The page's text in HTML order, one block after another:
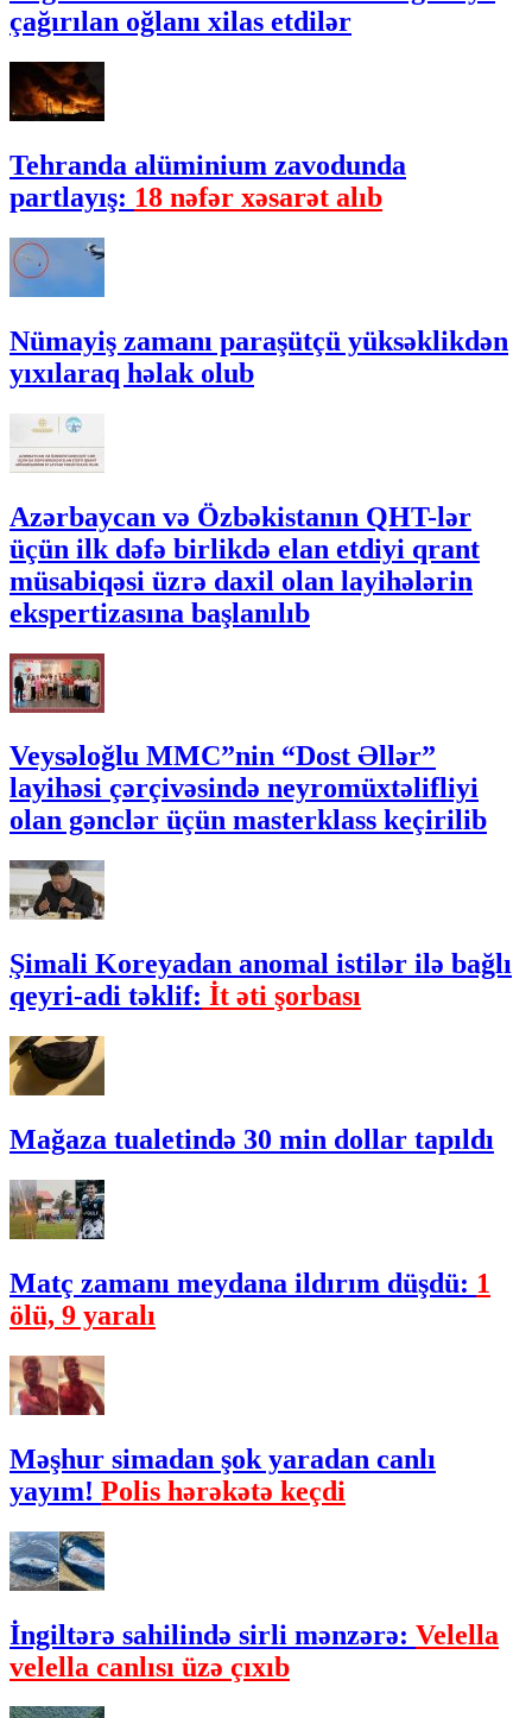
çağırılan oğlanı xilas etdilər
Tehranda alüminium zavodunda
partlayış: 18 nəfər xəsarət alıb
Nümayiş zamanı paraşütçü yüksəklikdən
yıxılaraq həlak olub
Azərbaycan və Özbəkistanın QHT-lər
üçün ilk dəfə birlikdə elan etdiyi qrant
müsabiqəsi üzrə daxil olan layihələrin
ekspertizasına başlanılıb
Veysəloğlu MMC”nin “Dost Əllər”
layihəsi çərçivəsində neyromüxtəlifliyi
olan gənclər üçün masterklass keçirilib
Şimali Koreyadan anomal istilər ilə bağlı
qeyri-adi təklif: İt əti şorbası
Mağaza tualetində 30 min dollar tapıldı
Matç zamanı meydana ildırım düşdü: 1
ölü, 9 yaralı
Məşhur simadan şok yaradan canlı
yayım! Polis hərəkətə keçdi
İngiltərə sahilində sirli mənzərə: Velella
velella canlısı üzə çıxıb